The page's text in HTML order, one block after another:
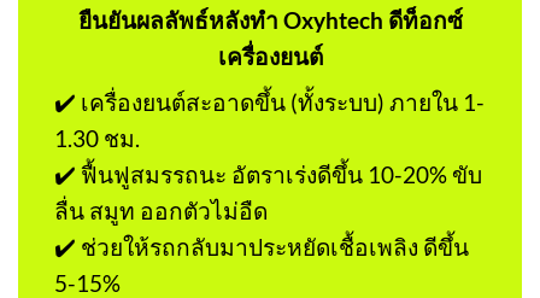
ยืนยันผลลัพธ์หลังทำ Oxyhtech ดีท็อกซ์
เครื่องยนต์
✔️ เครื่องยนต์สะอาดขึ้น (ทั้งระบบ) ภายใน 1-
1.30 ชม.
✔️ ฟื้นฟูสมรรถนะ อัตราเร่งดีขึ้น 10-20% ขับ
ลื่น สมูท ออกตัวไม่อืด
✔️ ช่วยให้รถกลับมาประหยัดเชื้อเพลิง ดีขึ้น
5-15%